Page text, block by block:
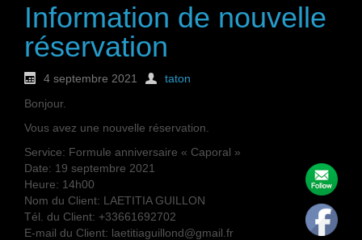
Information de nouvelle
réservation
4 septembre 2021
taton
Bonjour.
Vous avez une nouvelle réservation.
Service: Formule anniversaire « Caporal »
Date: 19 septembre 2021
Heure: 14h00
Nom du Client: LAETITIA GUILLON
Tél. du Client: +33661692702
E-mail du Client: laetitiaguillond@gmail.fr